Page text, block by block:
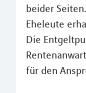
beider
Eheleute
Die
für den